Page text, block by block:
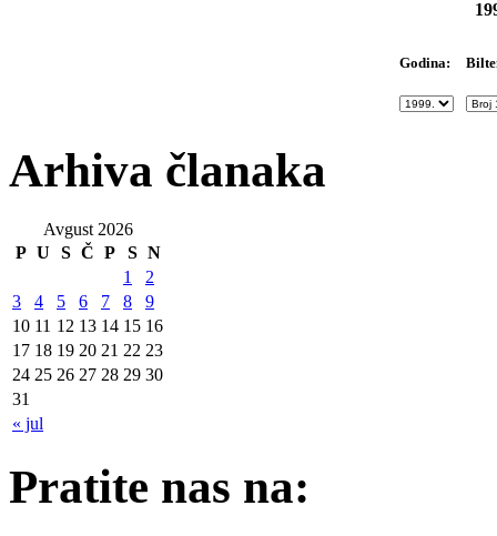
Godina:
Arhiva članaka
Avgust 2026
P U S Č P S N
« jul
1
2
3
4 5 6 7 8
9
10 11 12 13 14 15 16
17 18 19 20 21 22 23
24 25 26 27 28 29 30
31
Pratite nas na: